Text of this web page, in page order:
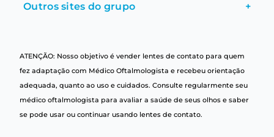
Outros sites do grupo +
ATENÇÃO: Nosso objetivo é vender lentes de contato para quem
fez adaptação com Médico Oftalmologista e recebeu orientação
adequada, quanto ao uso e cuidados. Consulte regularmente seu
médico oftalmologista para avaliar a saúde de seus olhos e saber
se pode usar ou continuar usando lentes de contato.